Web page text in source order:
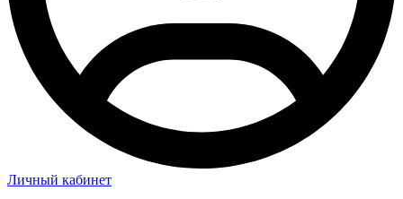
Личный кабинет